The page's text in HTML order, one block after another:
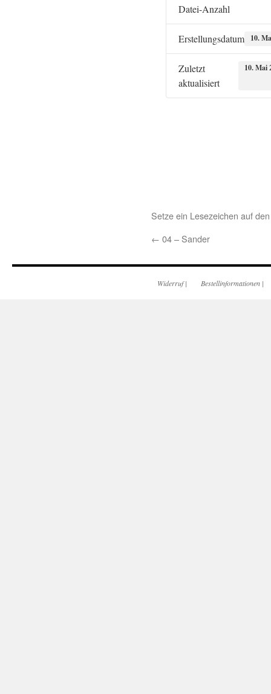
Datei-Anzahl
Erstellungsdatum 10.
Zuletzt
aktualisiert
10. Mai
Setze ein Lesezeichen auf
← 04 – Sander
Widerruf| Bestellinformationen |